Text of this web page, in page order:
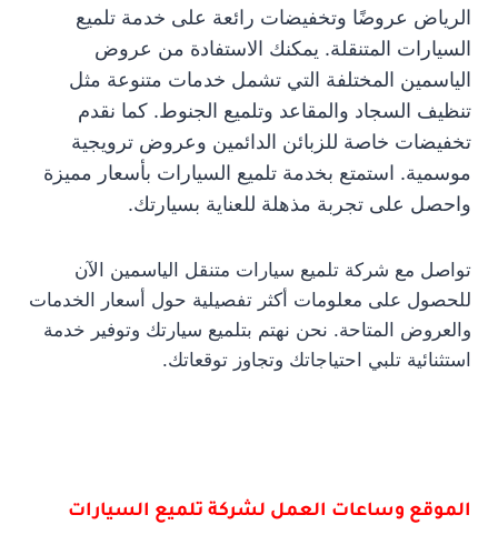
الرياض عروضًا وتخفيضات رائعة على خدمة تلميع
السيارات المتنقلة. يمكنك الاستفادة من عروض
الياسمين المختلفة التي تشمل خدمات متنوعة مثل
تنظيف السجاد والمقاعد وتلميع الجنوط. كما نقدم
تخفيضات خاصة للزبائن الدائمين وعروض ترويجية
موسمية. استمتع بخدمة تلميع السيارات بأسعار مميزة
واحصل على تجربة مذهلة للعناية بسيارتك.
تواصل مع شركة تلميع سيارات متنقل الياسمين الآن
للحصول على معلومات أكثر تفصيلية حول أسعار الخدمات
والعروض المتاحة. نحن نهتم بتلميع سيارتك وتوفير خدمة
استثنائية تلبي احتياجاتك وتجاوز توقعاتك.
الموقع وساعات العمل لشركة تلميع السيارات